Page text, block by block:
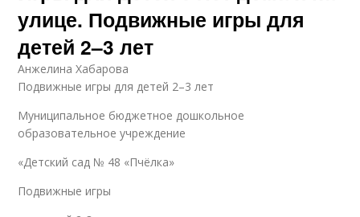
улице. Подвижные игры для
детей 2–3 лет
Анжелина Хабарова
Подвижные игры для детей 2–3 лет
Муниципальное бюджетное дошкольное
образовательное учреждение
«Детский сад № 48 «Пчёлка»
Подвижные игры